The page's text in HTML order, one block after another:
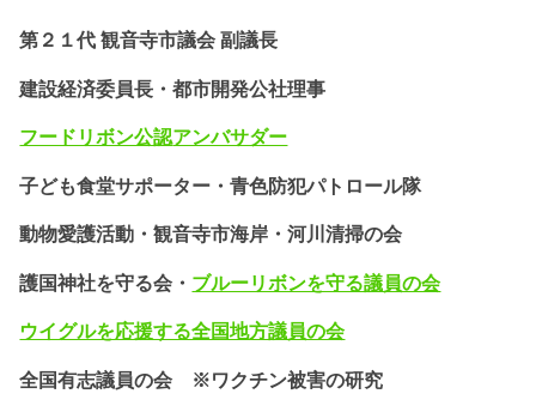
第２１代 観音寺市議会 副議長
建設経済委員長・都市開発公社理事
フードリボン公認アンバサダー
子ども食堂サポーター・青色防犯パトロール隊
動物愛護活動・観音寺市海岸・河川清掃の会
護国神社を守る会・ ブルーリボンを守る議員の会
ウイグルを応援する全国地方議員の会
全国有志議員の会 ※ワクチン被害の研究